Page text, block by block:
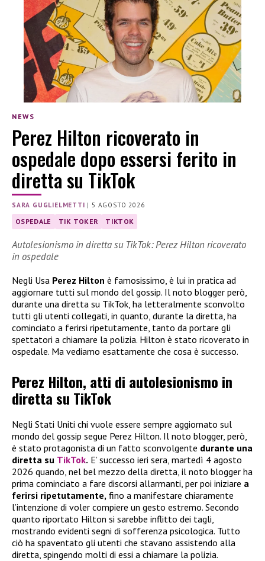
NEWS
Perez Hilton ricoverato in
ospedale dopo essersi ferito in
diretta su TikTok
SARA GUGLIELMETTI | 5 AGOSTO 2026
OSPEDALE TIK TOKER TIKTOK
Autolesionismo in diretta su TikTok: Perez Hilton ricoverato
in ospedale
Negli Usa Perez Hilton è famosissimo, è lui in pratica ad
aggiornare tutti sul mondo del gossip. Il noto blogger però,
durante una diretta su TikTok, ha letteralmente sconvolto
tutti gli utenti collegati, in quanto, durante la diretta, ha
cominciato a ferirsi ripetutamente, tanto da portare gli
spettatori a chiamare la polizia. Hilton è stato ricoverato in
ospedale. Ma vediamo esattamente che cosa è successo.
Perez Hilton, atti di autolesionismo in
diretta su TikTok
Negli Stati Uniti chi vuole essere sempre aggiornato sul
mondo del gossip segue Perez Hilton. Il noto blogger, però,
è stato protagonista di un fatto sconvolgente durante una
diretta su TikTok. E’ successo ieri sera, martedì 4 agosto
2026 quando, nel bel mezzo della diretta, il noto blogger ha
prima cominciato a fare discorsi allarmanti, per poi iniziare a
ferirsi ripetutamente, fino a manifestare chiaramente
l’intenzione di voler compiere un gesto estremo. Secondo
quanto riportato Hilton si sarebbe inflitto dei tagli,
mostrando evidenti segni di sofferenza psicologica. Tutto
ciò ha spaventato gli utenti che stavano assistendo alla
diretta, spingendo molti di essi a chiamare la polizia.